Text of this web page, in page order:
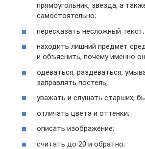
прямоугольник, звезда, а
самостоятельно;
пересказать несложный текст;
находить лишний предмет
и объяснить, почему именно
одеваться, раздеваться,
заправлять постель;
уважать и слушать старших,
отличать цвета и оттенки;
описать изображение;
считать до 20 и обратно;